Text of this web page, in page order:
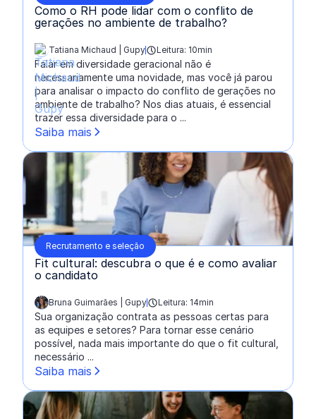
Como o RH pode lidar com o conflito de
gerações no ambiente de trabalho?
escrito por:
Tatiana Michaud | Gupy Leitura: 10min
Falar em diversidade geracional não é
necessariamente uma novidade, mas você já parou
para analisar o impacto do conflito de gerações no
ambiente de trabalho? Nos dias atuais, é essencial
trazer essa diversidade para o ...
Saiba mais
Recrutamento e seleção
Fit cultural: descubra o que é e como avaliar
o candidato
escrito por:
Bruna Guimarães | Gupy Leitura: 14min
Sua organização contrata as pessoas certas para
as equipes e setores? Para tornar esse cenário
possível, nada mais importante do que o fit cultural,
necessário ...
Saiba mais